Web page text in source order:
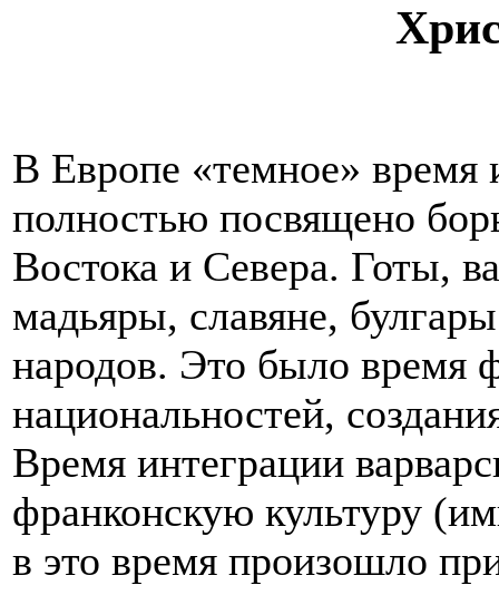
В Европе «темное» время
полностью посвящено
Востока и Севера. Готы,
мадьяры, славяне,
народов. Это было время
национальностей,
Время интеграции
франконскую культуру
в это время произошло